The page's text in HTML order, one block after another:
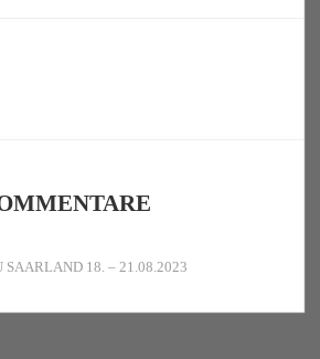
SAARLAND 18. – 21.08.2023